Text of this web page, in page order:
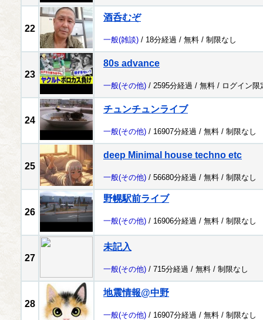
22
酒呑むぞ
一般(雑談) / 18分経過 / 無料 / 制限なし
23
80s advance
一般(その他) / 2595分経過 / 無料 / ログイン限
24
チュンチュンライブ
一般(その他) / 16907分経過 / 無料 / 制限なし
25
deep Minimal house techno etc
一般(その他) / 56680分経過 / 無料 / 制限なし
26
野幌駅前ライブ
一般(その他) / 16906分経過 / 無料 / 制限なし
27
未記入
一般(その他) / 715分経過 / 無料 / 制限なし
28
地震情報@中野
一般(その他) / 16907分経過 / 無料 / 制限なし